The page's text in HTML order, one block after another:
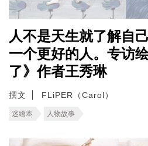
人不是天生就了解自
一个更好的人。专访
了》作者王秀琳
撰文 FLiPER（Carol）
迷繪本 人物故事